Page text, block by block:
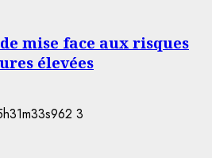
mise face aux risques
élevées
3